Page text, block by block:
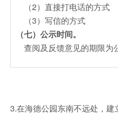
（2）直接打电话的方式
（3）写信的方式
（七）公示时间。
查阅及反馈意见的期限为
3.在海德公园东南不远处，